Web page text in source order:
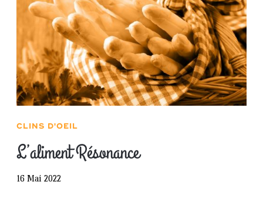
CLINS D'OEIL
L’aliment Résonance
16 Mai 2022